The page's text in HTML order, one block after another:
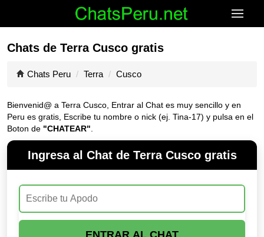
Chats de Terra Cusco gratis
Chats Peru Terra Cusco
Bienvenid@ a Terra Cusco, Entrar al Chat es muy sencillo y en
Peru es gratis, Escribe tu nombre o nick (ej. Tina-17) y pulsa en el
Boton de "CHATEAR"
Ingresa al Chat de Terra Cusco gratis
ENTRAR AL CHAT